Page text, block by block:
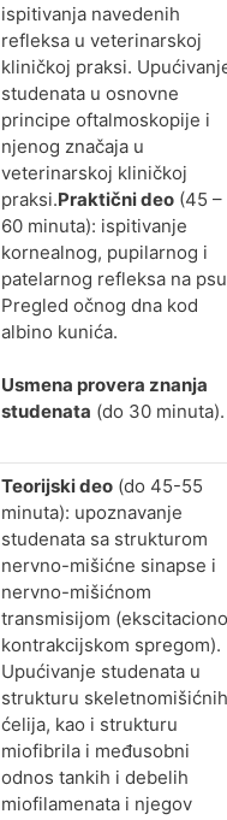
ispitivanja navedenih
refleksa u veterinarskoj
kliničkoj praksi.
studenata u osnovne
principe oftalmoskopije i
njenog značaja u
veterinarskoj kliničkoj
praksi.Praktični deo (45 –
60 minuta): ispitivanje
kornealnog, pupilarnog i
patelarnog refleksa na
Pregled očnog dna kod
albino kunića.
Usmena provera znanja
studenata (do 30 minuta).
Teorijski deo (do 45-55
minuta): upoznavanje
studenata sa strukturom
nervno-mišićne sinapse i
nervno-mišićnom
transmisijom
kontrakcijskom spregom).
Upućivanje studenata u
strukturu skeletnomišićnih
ćelija, kao i strukturu
miofibrila i međusobni
odnos tankih i debelih
miofilamenata i njegov